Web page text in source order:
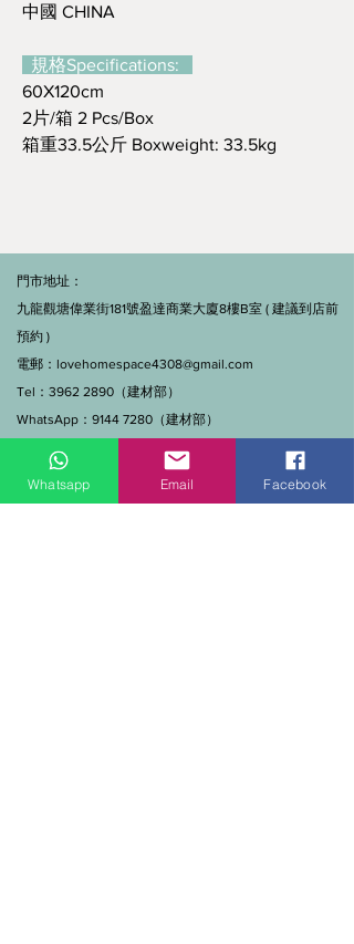
中國 CHINA
規格Specifications:
60X120cm
2片/箱 2 Pcs/Box
箱重33.5公斤 Boxweight: 33.5kg
門市地址：
九龍觀塘偉業街181號盈達商業大廈8樓B室 ( 建議到店前
預約 )
電郵： lovehomespace4308@gmail.com
Tel：3962 2890（建材部）
WhatsApp：9144 7280（建材部）
門市營業時間：早上11點到7點(星期一門市休息)
線上及電話查詢：9:00-18:00（假日照常）。
Whatsapp Email Facebook